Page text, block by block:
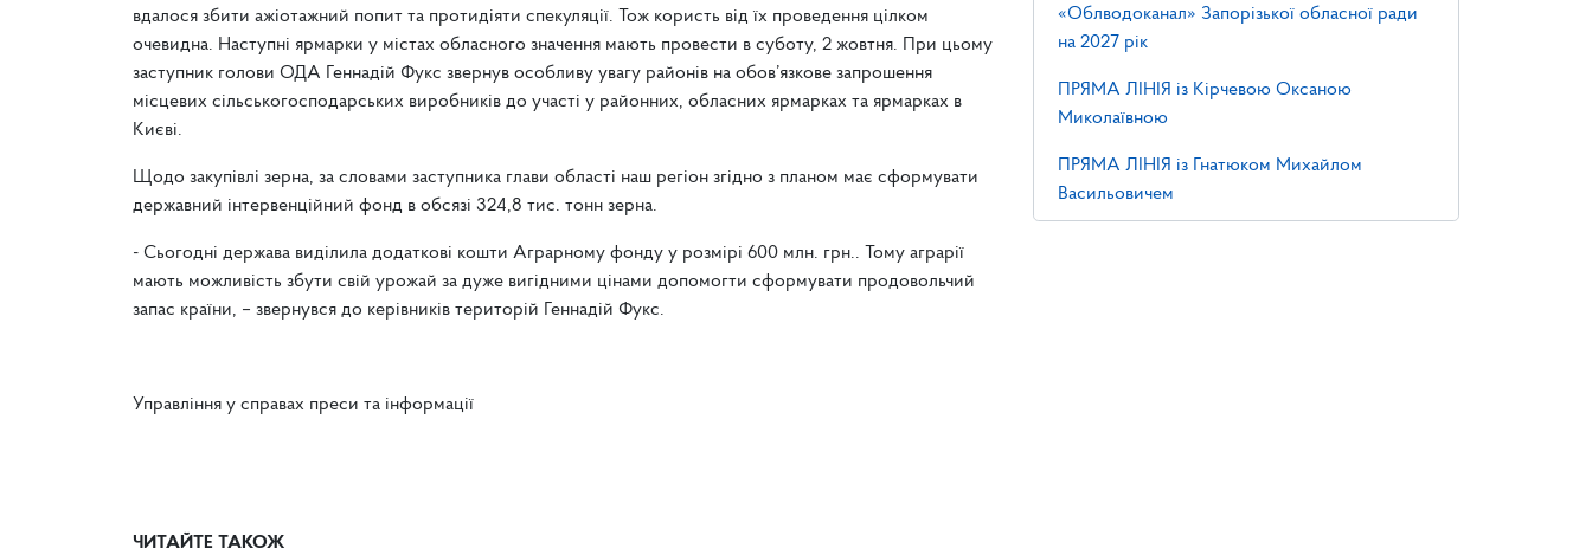
вдалося збити ажіотажний попит та протидіяти спекуляції. Тож користь від їх проведення цілком
очевидна. Наступні ярмарки у містах обласного значення мають провести в суботу, 2 жовтня. При цьому
заступник голови ОДА Геннадій Фукс звернув особливу увагу районів на обов’язкове запрошення
місцевих сільськогосподарських виробників до участі у районних, обласних ярмарках та ярмарках в
Києві.
Щодо закупівлі зерна, за словами заступника глави області наш регіон згідно з планом має сформувати
державний інтервенційний фонд в обсязі 324,8 тис. тонн зерна.
- Сьогодні держава виділила додаткові кошти Аграрному фонду у розмірі 600 млн. грн.. Тому аграрії
мають можливість збути свій урожай за дуже вигідними цінами допомогти сформувати продовольчий
запас країни, – звернувся до керівників територій Геннадій Фукс.
Управління у справах преси та інформації
«Облводоканал» Запорізької обласної ради
на 2027 рік
ПРЯМА ЛІНІЯ із Кірчевою Оксаною
Миколаївною
ПРЯМА ЛІНІЯ із Гнатюком Михайлом
Васильовичем
ЧИТАЙТЕ ТАКОЖ